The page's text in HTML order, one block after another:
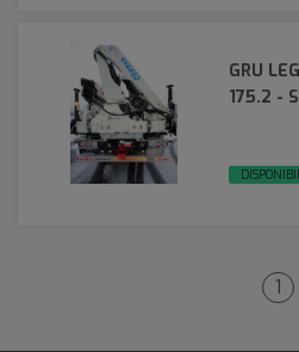
GRU
175.2 -
1